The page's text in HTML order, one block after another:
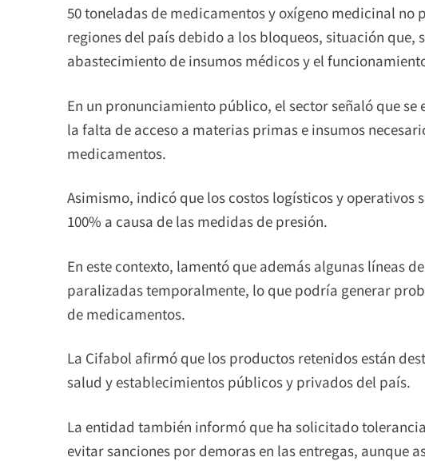
50 toneladas de medicamentos y oxígeno medicinal
regiones del país debido a los bloqueos, situación que,
abastecimiento de insumos médicos y el
En un pronunciamiento público, el sector señaló que se
la falta de acceso a materias primas e insumos
medicamentos.
Asimismo, indicó que los costos logísticos y operativos
100% a causa de las medidas de presión.
En este contexto, lamentó que además algunas líneas
paralizadas temporalmente, lo que podría generar
de medicamentos.
La Cifabol afirmó que los productos retenidos están
salud y establecimientos públicos y privados del país.
La entidad también informó que ha solicitado
evitar sanciones por demoras en las entregas, aunque